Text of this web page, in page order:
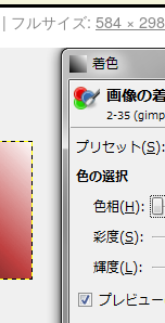
| フルサイズ: 584 × 298